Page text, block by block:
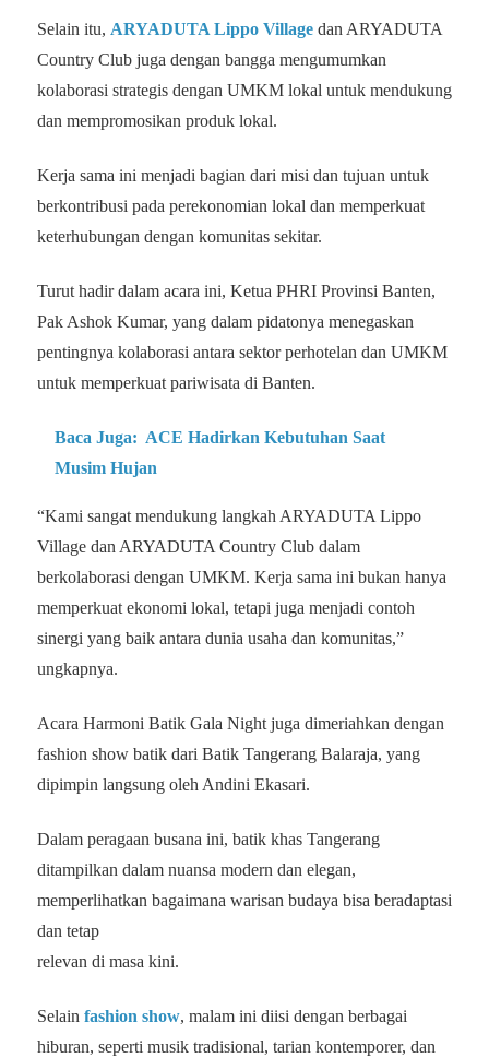
Selain itu, ARYADUTA Lippo Village dan ARYADUTA
Country Club juga dengan bangga mengumumkan
kolaborasi strategis dengan UMKM lokal untuk mendukung
dan mempromosikan produk lokal.
Kerja sama ini menjadi bagian dari misi dan tujuan untuk
berkontribusi pada perekonomian lokal dan memperkuat
keterhubungan dengan komunitas sekitar.
Turut hadir dalam acara ini, Ketua PHRI Provinsi Banten,
Pak Ashok Kumar, yang dalam pidatonya menegaskan
pentingnya kolaborasi antara sektor perhotelan dan UMKM
untuk memperkuat pariwisata di Banten.
Baca Juga: ACE Hadirkan Kebutuhan Saat
Musim Hujan
“Kami sangat mendukung langkah ARYADUTA Lippo
Village dan ARYADUTA Country Club dalam
berkolaborasi dengan UMKM. Kerja sama ini bukan hanya
memperkuat ekonomi lokal, tetapi juga menjadi contoh
sinergi yang baik antara dunia usaha dan komunitas,”
ungkapnya.
Acara Harmoni Batik Gala Night juga dimeriahkan dengan
fashion show batik dari Batik Tangerang Balaraja, yang
dipimpin langsung oleh Andini Ekasari.
Dalam peragaan busana ini, batik khas Tangerang
ditampilkan dalam nuansa modern dan elegan,
memperlihatkan bagaimana warisan budaya bisa beradaptasi
dan tetap
relevan di masa kini.
Selain fashion show, malam ini diisi dengan berbagai
hiburan, seperti musik tradisional, tarian kontemporer, dan